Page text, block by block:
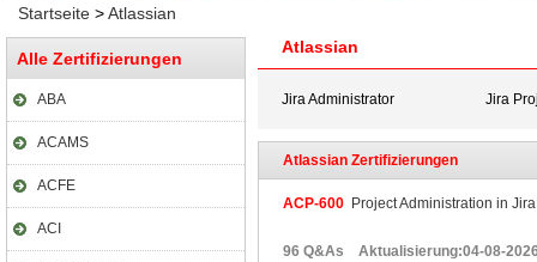
Startseite >Atlassian
Alle Zertifizierungen
ABA
ACAMS
ACFE
ACI
Atlassian
Jira Administrator Jira
Atlassian Zertifizierungen
ACP-600 Project Administration in
96 Q&As Aktualisierung:04-08-